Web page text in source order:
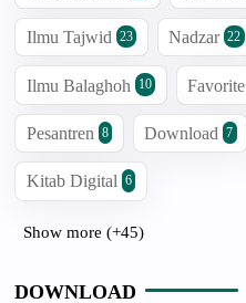
Ilmu Tajwid 23 Nadzar 22
Ilmu Balaghoh 10 Favorite
Pesantren 8 Download 7
Kitab Digital 6
Show more (+45)
DOWNLOAD